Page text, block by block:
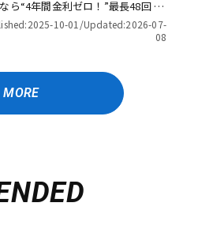
ら“4年間金利ゼロ！”最長48回 無
ャンペーン10-01/Updated:2026-07-
08
MORE